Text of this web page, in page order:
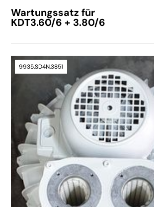
Wartungssatz für
KDT3.60/6 + 3.80/6
9935.SD4N.3851